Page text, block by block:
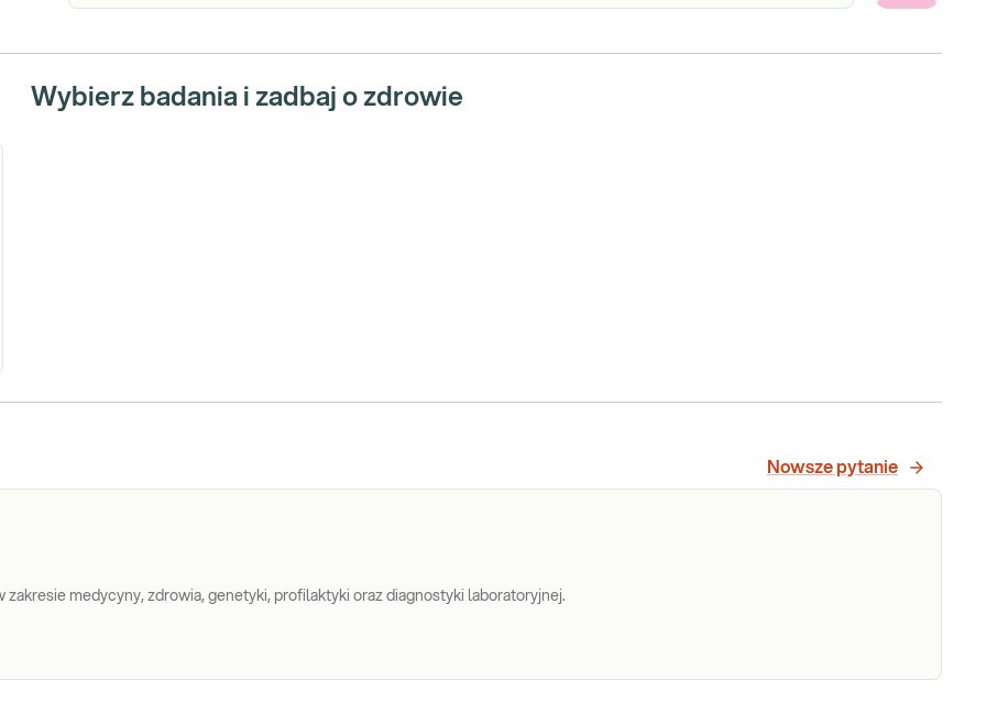
Wybierz badania i zadbaj o zdrowie
Nowsze pytanie
zakresie medycyny, zdrowia, genetyki, profilaktyki oraz diagnostyki laboratoryjnej.